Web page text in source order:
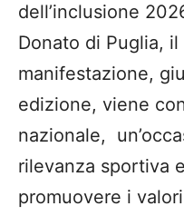
dell’inclusione
Donato di Puglia,
manifestazione, gi
edizione, viene
nazionale,
rilevanza sportiva
promuovere i